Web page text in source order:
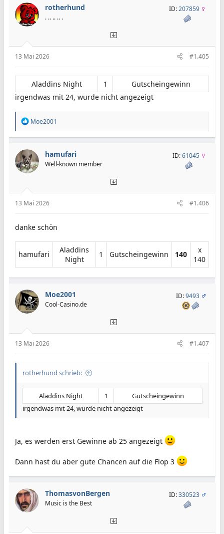
rotherhund
. .. .. .. .
ID:207859
13 Mai 2026 #1.405
Aladdins Night​ 1​
Gutscheingewinn​
irgendwas mit 24, wurde nicht angezeigt
R
a
t
i
o
n
:
Moe2001
hamufari
Well-known member
ID:61045
13 Mai 2026 #1.406
danke schön
hamufari​
Aladdins
Night​
1​ Gutscheingewinn​ 140
x
140​
Moe2001
Cool-Casino.de
ID:9493
13 Mai 2026 #1.407
rotherhund schrieb:
Aladdins Night​ 1​
Gutscheingewinn​
irgendwas mit 24, wurde nicht angezeigt
Ja, es werden erst Gewinne ab 25 angezeigt
Dann hast du aber gute Chancen auf die Flop 3
ThomasvonBergen
Music is the Best
ID:330523